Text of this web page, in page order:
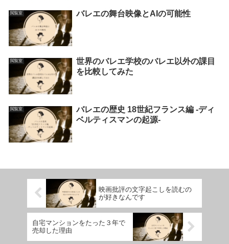
閲覧室 バレエの舞台映像とAIの可能性
閲覧室
世界のバレエ学校のバレエ以外の課目
を比較してみた
閲覧室
バレエの歴史 18世紀フランス編 -ディ
ベルティスマンの起源-
映画批評の文字起こしを読むの
が好きなんです
自宅マンションをたった３年で
売却した理由